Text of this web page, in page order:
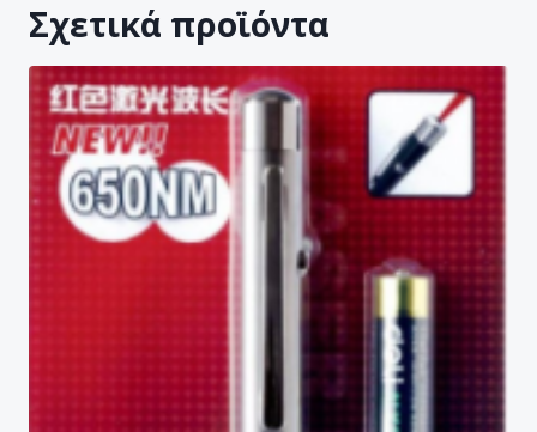
Σχετικά προϊόντα